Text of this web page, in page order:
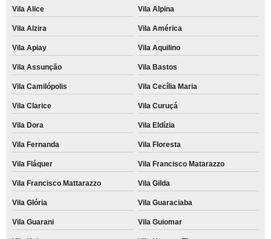
Vila Alice Vila Alpina
Vila Alzira Vila América
Vila Apiay Vila Aquilino
Vila Assunção Vila Bastos
Vila Camilópolis Vila Cecília Maria
Vila Clarice Vila Curuçá
Vila Dora Vila Eldízia
Vila Fernanda Vila Floresta
Vila Fláquer Vila Francisco Matarazzo
Vila Francisco Mattarazzo Vila Gilda
Vila Glória Vila Guaraciaba
Vila Guarani Vila Guiomar